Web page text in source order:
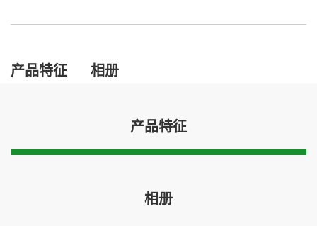
产品特征 相册
产品特征
相册